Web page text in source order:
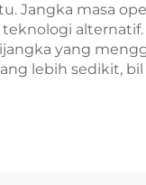
Jangka masa
alternatif.
yang
lebih sedikit,